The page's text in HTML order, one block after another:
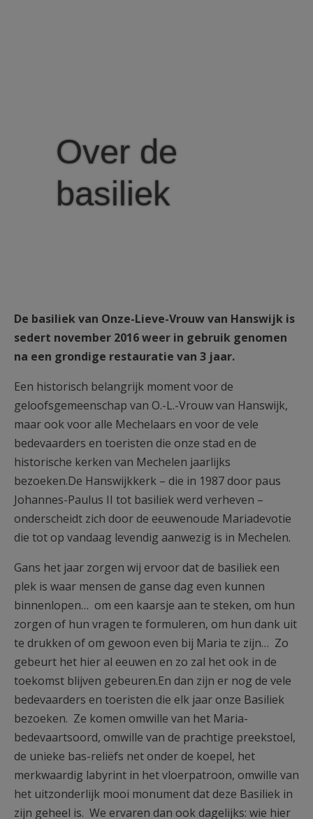
Over de
basiliek
De basiliek van Onze-Lieve-Vrouw van Hanswijk is
sedert november 2016 weer in gebruik genomen
na een grondige restauratie van 3 jaar.
Een historisch belangrijk moment voor de
geloofsgemeenschap van O.-L.-Vrouw van Hanswijk,
maar ook voor alle Mechelaars en voor de vele
bedevaarders en toeristen die onze stad en de
historische kerken van Mechelen jaarlijks
bezoeken.De Hanswijkkerk – die in 1987 door paus
Johannes-Paulus II tot basiliek werd verheven –
onderscheidt zich door de eeuwenoude Mariadevotie
die tot op vandaag levendig aanwezig is in Mechelen.
Gans het jaar zorgen wij ervoor dat de basiliek een
plek is waar mensen de ganse dag even kunnen
binnenlopen… om een kaarsje aan te steken, om hun
zorgen of hun vragen te formuleren, om hun dank uit
te drukken of om gewoon even bij Maria te zijn… Zo
gebeurt het hier al eeuwen en zo zal het ook in de
toekomst blijven gebeuren.En dan zijn er nog de vele
bedevaarders en toeristen die elk jaar onze Basiliek
bezoeken. Ze komen omwille van het Maria-
bedevaartsoord, omwille van de prachtige preekstoel,
de unieke bas-reliëfs net onder de koepel, het
merkwaardig labyrint in het vloerpatroon, omwille van
het uitzonderlijk mooi monument dat deze Basiliek in
zijn geheel is. We ervaren dan ook dagelijks: wie hier